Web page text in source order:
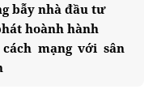
bẫy nhà đầu tư
hoành hành
mạng với sân